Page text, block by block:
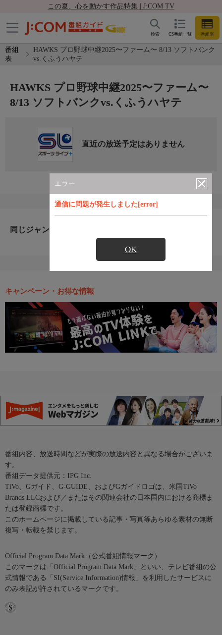
この夏、心を動かす作品特集 | J:COM TV
CS番組一覧 番組表
検索
番組
表
HAWKS プロ野球中継2025〜ファーム〜 8/13 ソフトバンク
vs.くふうハヤテ
エラー
通信に問題が発生しました[error]
OK
HAWKS プロ野球中継2025〜ファーム〜
8/13 ソフトバンクvs.くふうハヤテ
直近の放送予定はありません
同じジャンルのおすすめ番組
キャンペーン・お得な情報
番組内容、放送時間などが実際の放送内容と異なる場合がございま
す。
番組データ提供元：IPG Inc.
TiVo、Gガイド、G-GUIDE、およびGガイドロゴは、米国TiVo
Brands LLCおよび／またはその関連会社の日本国内における商標ま
たは登録商標です。
このホームページに掲載している記事・写真等あらゆる素材の無断
複写・転載を禁じます。
Official Program Data Mark（公式番組情報マーク）
このマークは「Official Program Data Mark」といい、テレビ番組の公
式情報である「SI(Service Information)情報」を利用したサービスに
のみ表記が許されているマークです。